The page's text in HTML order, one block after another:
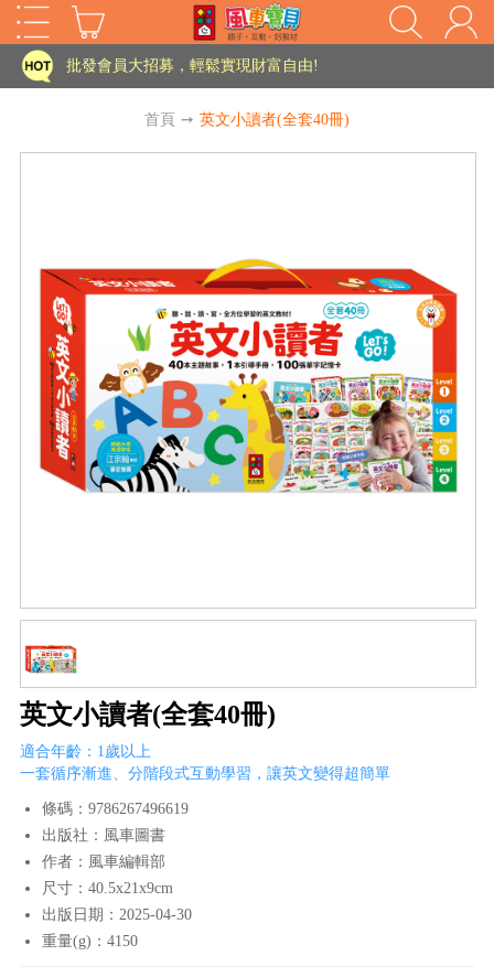
HOT
批發會員大招募，輕鬆實現財富自由!
老師您好!!幼教會員火熱招募中~
如需更改或重開發票 需在訂單成立三天內通知客服 寄回發票需附上回郵郵票
老師您好!!幼教會員火熱招募中~
海外購物免煩惱！點我查看『海外購物流程說明』
首頁 ➙ 英文小讀者(全套40冊)
英文小讀者(全套40冊)
適合年齡：1歲以上
一套循序漸進、分階段式互動學習，讓英文變得超簡單
條碼：9786267496619
出版社：風車圖書
作者：風車編輯部
尺寸：40.5x21x9cm
出版日期：2025-04-30
重量(g)：4150